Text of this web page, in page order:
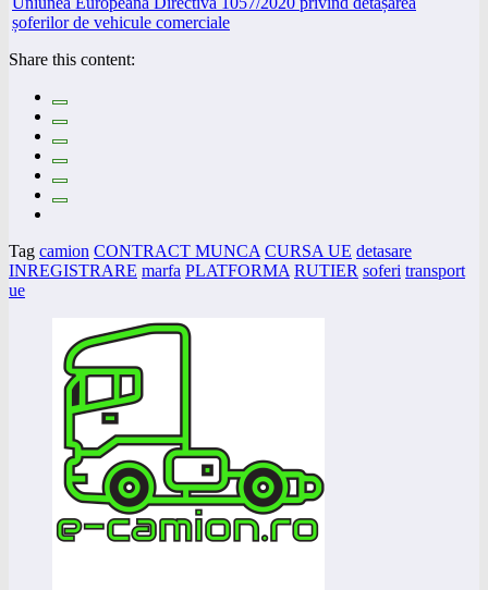
Share this content:
Tag camion CONTRACT MUNCA CURSA UE detasare
INREGISTRARE marfa PLATFORMA RUTIER soferi transport
ue